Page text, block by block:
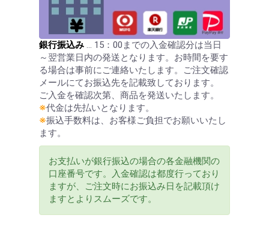
銀行振込み … 15：00までの入金確認分は当日
～翌営業日内の発送となります。お時間を要す
る場合は事前にご連絡いたします。ご注文確認
メールにてお振込先を記載致しております。
ご入金を確認次第、商品を発送いたします。
※代金は先払いとなります。
※振込手数料は、お客様ご負担でお願いいたし
ます。
お支払いが銀行振込の場合の各金融機関の
口座番号です。入金確認は都度行っており
ますが、ご注文時にお振込み日を記載頂け
ますとよりスムーズです。